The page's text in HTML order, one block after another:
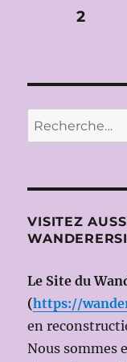
de
le
15
en
:
PAGE2
Recherche
pour :
VISITEZ
Le Site du
(https://
en
Nous sommes